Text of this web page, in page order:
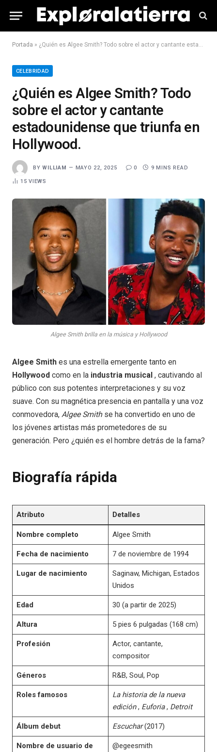
Portada » ¿Quién es Algee Smith? Todo sobre el actor y cantante estadounidense que triunfa en Hollywood.
CELEBRIDAD
¿Quién es Algee Smith? Todo
sobre el actor y cantante
estadounidense que triunfa en
Hollywood.
BY WILLIAM MAYO 22, 2025 0 9 MINS READ
15VIEWS
Algee Smith brilla en la música y Hollywood
Algee Smith es una estrella emergente tanto en
Hollywood como en la industria musical , cautivando al
público con sus potentes interpretaciones y su voz
suave. Con su magnética presencia en pantalla y una voz
conmovedora, Algee Smithse ha convertido en uno de
los jóvenes artistas más prometedores de su
generación. Pero ¿quién es el hombre detrás de la fama?
Biografía rápida
Atributo Detalles
Nombre completo Algee Smith
Fecha de nacimiento 7 de noviembre de 1994
Lugar de nacimiento
Saginaw, Michigan, Estados
Unidos
Edad 30 (a partir de 2025)
Altura 5 pies 6 pulgadas (168 cm)
Profesión
Actor, cantante,
compositor
Géneros R&B, Soul, Pop
Roles famosos
La historia de la nueva
edición, Euforia, Detroit
Álbum debut Escuchar(2017)
Nombre de usuario de
@egeesmith